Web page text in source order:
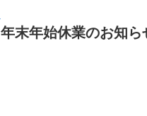
年末年始休業のお知ら